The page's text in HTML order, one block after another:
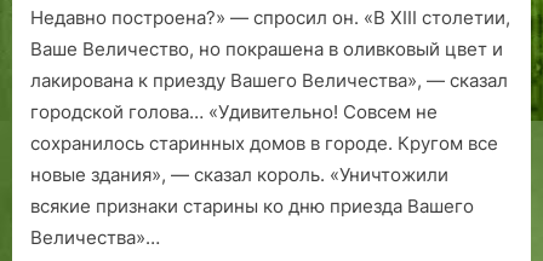
Недавно построена?» — спросил он. «В XIII столетии,
Ваше Величество, но покрашена в оливковый цвет и
лакирована к приезду Вашего Величества», — сказал
городской голова… «Удивительно! Совсем не
сохранилось старинных домов в городе. Кругом все
новые здания», — сказал король. «Уничтожили
всякие признаки старины ко дню приезда Вашего
Величества»…